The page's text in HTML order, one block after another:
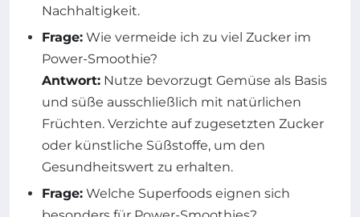
Nachhaltigkeit.
Frage: Wie vermeide ich zu viel Zucker im
Power-Smoothie?
Antwort: Nutze bevorzugt Gemüse als Basis
und süße ausschließlich mit natürlichen
Früchten. Verzichte auf zugesetzten Zucker
oder künstliche Süßstoffe, um den
Gesundheitswert zu erhalten.
Frage: Welche Superfoods eignen sich